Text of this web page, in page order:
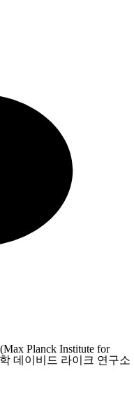
Planck Institute for
데이비드 라이크 연구소